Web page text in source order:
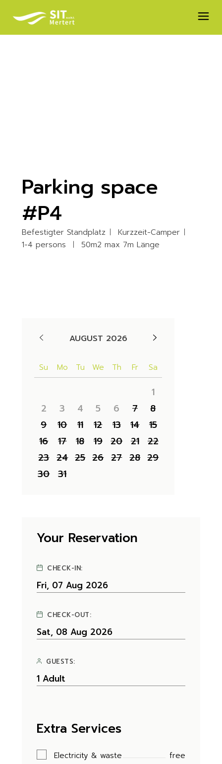
content
Parking space
#P4
Befestigter Standplatz
Kurzzeit-Camper
1-4 persons
50m2 max 7m Länge
AUGUST 2026
Su Mo Tu We Th Fr Sa
1
2
3 4 5 6 7
8
9
10 11 12 13 14
15
16
17 18 19 20 21
22
23 24 25 26 27 28 29
30
31
Your Reservation
CHECK-IN:
CHECK-OUT:
GUESTS:
Extra Services
Electricity & waste
free